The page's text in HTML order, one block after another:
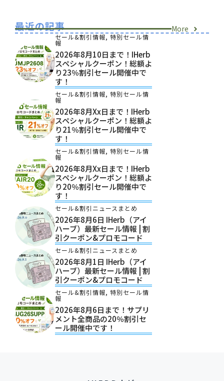
最近の記事 More
セール&割引情報, 特別セール情
報
2026年8月10日まで！iHerb
スペシャルクーポン！総額よ
り23％割引セール開催中で
す！
セール&割引情報, 特別セール情
報
2026年8月xx日まで！iHerb
スペシャルクーポン！総額よ
り21％割引セール開催中で
す！
セール&割引情報, 特別セール情
報
2026年8月xx日まで！iHerb
スペシャルクーポン！総額よ
り20％割引セール開催中で
す！
セール&割引ニュースまとめ
2026年8月6日 IHerb（アイ
ハーブ）最新セール情報 | 割
引クーポン&プロモコード
セール&割引ニュースまとめ
2026年8月1日 IHerb（アイ
ハーブ）最新セール情報 | 割
引クーポン&プロモコード
セール&割引情報, 特別セール情
報
2026年8月6日まで！サプリ
メント全商品の20％割引セ
ール開催中です！